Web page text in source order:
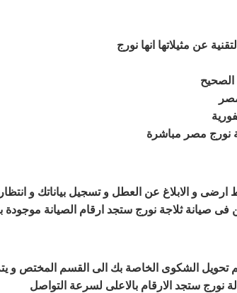
نورج مصر مباشرة
و الابلاغ عن العطل و تسجيل بياناتك و
صيانة ثلاجة نورج ستجد ارقام الصيانة موجودة
الشكوى الخاصة بك الى القسم المختص و
نورج ستجد الارقام بالاعلى لسرعة التواصل